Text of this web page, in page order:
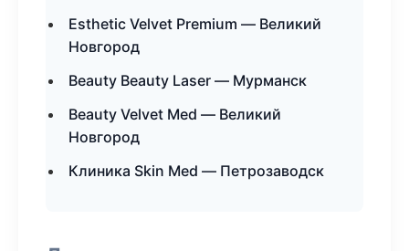
Esthetic Velvet Premium — Великий
Новгород
Beauty Beauty Laser — Мурманск
Beauty Velvet Med — Великий
Новгород
Клиника Skin Med — Петрозаводск